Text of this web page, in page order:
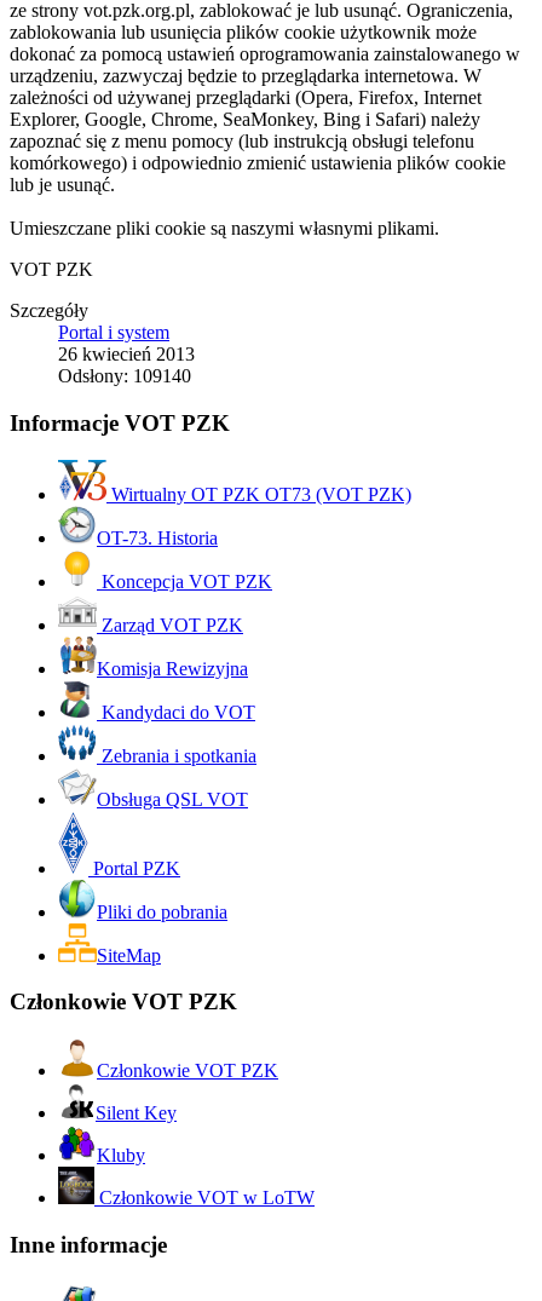
ze strony vot.pzk.org.pl, zablokować je lub usunąć. Ograniczenia,
zablokowania lub usunięcia plików cookie użytkownik może
dokonać za pomocą ustawień oprogramowania zainstalowanego w
urządzeniu, zazwyczaj będzie to przeglądarka internetowa. W
zależności od używanej przeglądarki (Opera, Firefox, Internet
Explorer, Google, Chrome, SeaMonkey, Bing i Safari) należy
zapoznać się z menu pomocy (lub instrukcją obsługi telefonu
komórkowego) i odpowiednio zmienić ustawienia plików cookie
lub je usunąć.
Umieszczane pliki cookie są naszymi własnymi plikami.
VOT PZK
Szczegóły
Portal i system
26 kwiecień 2013
Odsłony: 109140
Informacje VOT PZK
Wirtualny OT PZK OT73 (VOT PZK)
OT-73. Historia
Koncepcja VOT PZK
Zarząd VOT PZK
Komisja Rewizyjna
Kandydaci do VOT
Zebrania i spotkania
Obsługa QSL VOT
Portal PZK
Pliki do pobrania
SiteMap
Członkowie VOT PZK
Członkowie VOT PZK
Silent Key
Kluby
Członkowie VOT w LoTW
Inne informacje